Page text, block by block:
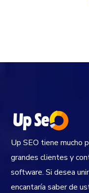
Up SEO tiene mucho
grandes clientes y
software. Si desea
encantaría saber de